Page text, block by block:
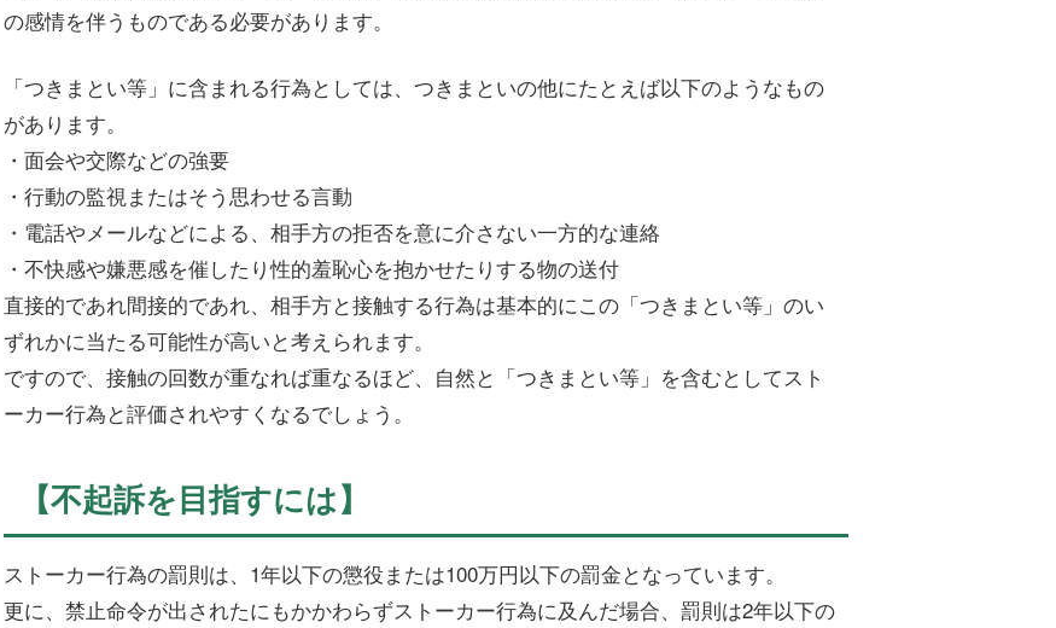
の感情を伴うものである必要があります。
「つきまとい等」に含まれる行為としては、つきまといの他にたとえば以下のようなもの
があります。
・面会や交際などの強要
・行動の監視またはそう思わせる言動
・電話やメールなどによる、相手方の拒否を意に介さない一方的な連絡
・不快感や嫌悪感を催したり性的羞恥心を抱かせたりする物の送付
直接的であれ間接的であれ、相手方と接触する行為は基本的にこの「つきまとい等」のい
ずれかに当たる可能性が高いと考えられます。
ですので、接触の回数が重なれば重なるほど、自然と「つきまとい等」を含むとしてスト
ーカー行為と評価されやすくなるでしょう。
【不起訴を目指すには】
ストーカー行為の罰則は、1年以下の懲役または100万円以下の罰金となっています。
更に、禁止命令が出されたにもかかわらずストーカー行為に及んだ場合、罰則は2年以下の